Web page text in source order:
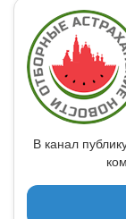
В канал